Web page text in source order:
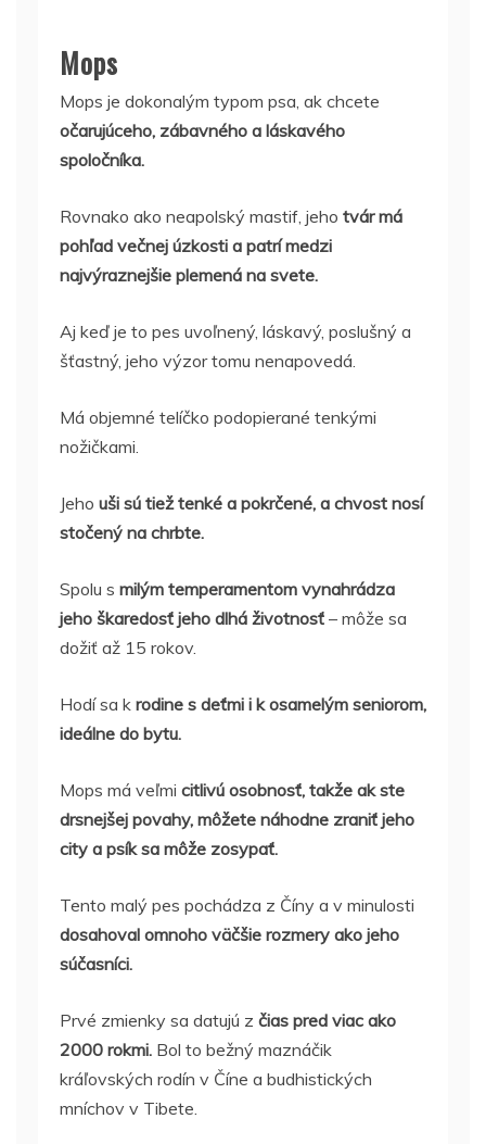
Mops
Mops je dokonalým typom psa, ak chcete
očarujúceho, zábavného a láskavého
spoločníka.
Rovnako ako neapolský mastif, jeho tvár má
pohľad večnej úzkosti a patrí medzi
najvýraznejšie plemená na svete.
Aj keď je to pes uvoľnený, láskavý, poslušný a
šťastný, jeho výzor tomu nenapovedá.
Má objemné telíčko podopierané tenkými
nožičkami.
Jeho uši sú tiež tenké a pokrčené, a chvost nosí
stočený na chrbte.
Spolu s milým temperamentom vynahrádza
jeho škaredosť jeho dlhá životnosť – môže sa
dožiť až 15 rokov.
Hodí sa k rodine s deťmi i k osamelým seniorom,
ideálne do bytu.
Mops má veľmi citlivú osobnosť, takže ak ste
drsnejšej povahy, môžete náhodne zraniť jeho
city a psík sa môže zosypať.
Tento malý pes pochádza z Číny a v minulosti
dosahoval omnoho väčšie rozmery ako jeho
súčasníci.
Prvé zmienky sa datujú z čias pred viac ako
2000 rokmi. Bol to bežný maznáčik
kráľovských rodín v Číne a budhistických
mníchov v Tibete.